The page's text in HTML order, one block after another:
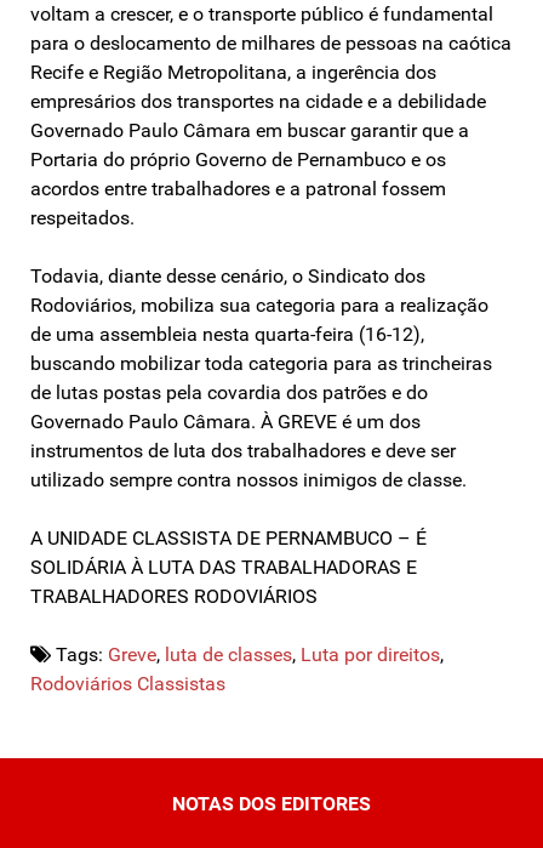
voltam a crescer, e o transporte público é fundamental
para o deslocamento de milhares de pessoas na caótica
Recife e Região Metropolitana, a ingerência dos
empresários dos transportes na cidade e a debilidade
Governado Paulo Câmara em buscar garantir que a
Portaria do próprio Governo de Pernambuco e os
acordos entre trabalhadores e a patronal fossem
respeitados.
Todavia, diante desse cenário, o Sindicato dos
Rodoviários, mobiliza sua categoria para a realização
de uma assembleia nesta quarta-feira (16-12),
buscando mobilizar toda categoria para as trincheiras
de lutas postas pela covardia dos patrões e do
Governado Paulo Câmara. À GREVE é um dos
instrumentos de luta dos trabalhadores e deve ser
utilizado sempre contra nossos inimigos de classe.
A UNIDADE CLASSISTA DE PERNAMBUCO – É
SOLIDÁRIA À LUTA DAS TRABALHADORAS E
TRABALHADORES RODOVIÁRIOS
Tags: Greve, luta de classes, Luta por direitos,
Rodoviários Classistas
NOTAS DOS EDITORES